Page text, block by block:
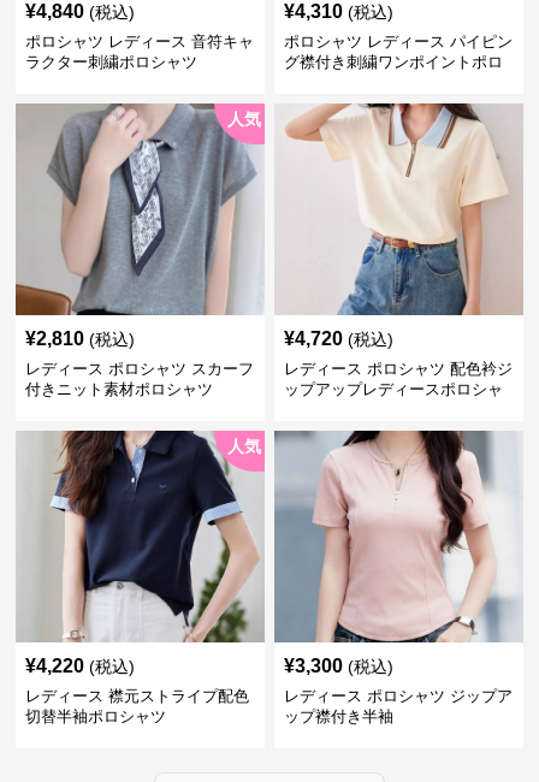
¥4,840 (税込)
ポロシャツ レディース 音符キャ
ラクター刺繍ポロシャツ
¥4,310 (税込)
ポロシャツ レディース パイピン
グ襟付き刺繍ワンポイントポロ
人気
¥2,810 (税込)
レディース ポロシャツ スカーフ
付きニット素材ポロシャツ
¥4,720 (税込)
レディース ポロシャツ 配色衿ジ
ップアップレディースポロシャ
人気
¥4,220 (税込)
レディース 襟元ストライプ配色
切替半袖ポロシャツ
¥3,300 (税込)
レディース ポロシャツ ジップア
ップ襟付き半袖